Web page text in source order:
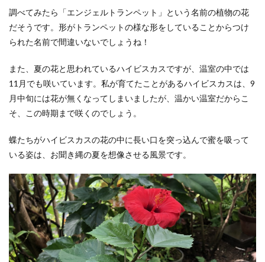
調べてみたら「エンジェルトランペット」という名前の植物の花
だそうです。形がトランペットの様な形をしていることからつけ
られた名前で間違いないでしょうね！
また、夏の花と思われているハイビスカスですが、温室の中では
11月でも咲いています。私が育てたことがあるハイビスカスは、9
月中旬には花が無くなってしまいましたが、温かい温室だからこ
そ、この時期まで咲くのでしょう。
蝶たちがハイビスカスの花の中に長い口を突っ込んで蜜を吸って
いる姿は、お聞き縄の夏を想像させる風景です。